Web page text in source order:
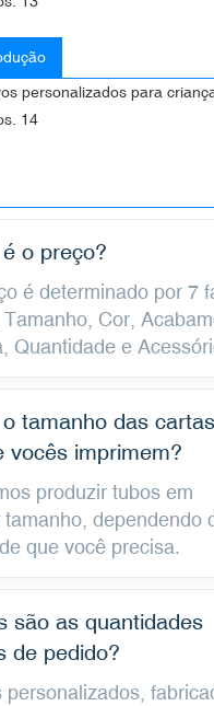
o preço?
é determinado por 7
Cor,
Quantidade e
tamanho das
vocês imprimem?
produzir tubos em
dependendo
que você precisa.
são as quantidades
de pedido?
personalizados,